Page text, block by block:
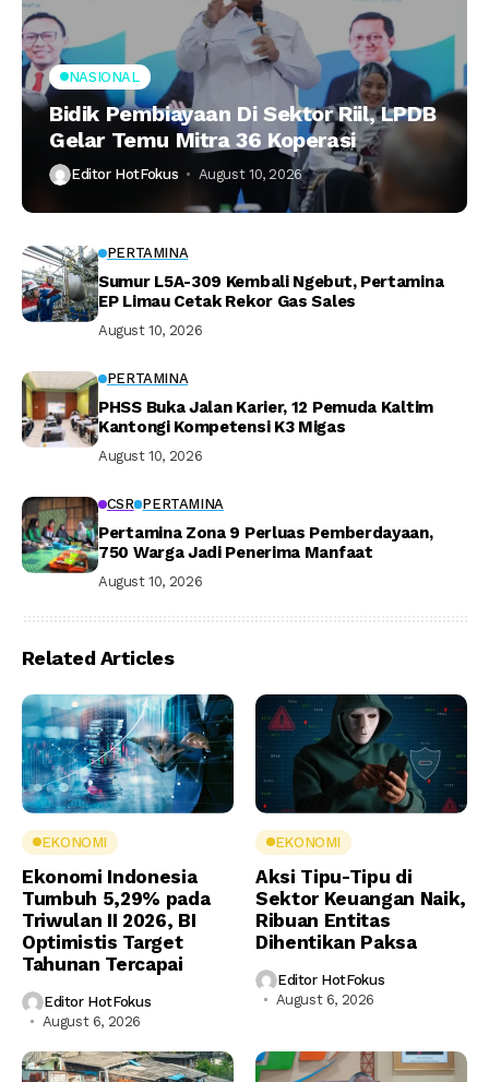
NASIONAL
Bidik Pembiayaan Di Sektor Riil, LPDB
Gelar Temu Mitra 36 Koperasi
Editor HotFokus August 10, 2026
PERTAMINA
Sumur L5A-309 Kembali Ngebut, Pertamina
EP Limau Cetak Rekor Gas Sales
August 10, 2026
PERTAMINA
PHSS Buka Jalan Karier, 12 Pemuda Kaltim
Kantongi Kompetensi K3 Migas
August 10, 2026
CSR PERTAMINA
Pertamina Zona 9 Perluas Pemberdayaan,
750 Warga Jadi Penerima Manfaat
August 10, 2026
Related Articles
EKONOMI
Ekonomi Indonesia
Tumbuh 5,29% pada
Triwulan II 2026, BI
Optimistis Target
Tahunan Tercapai
Editor HotFokus
August 6, 2026
EKONOMI
Aksi Tipu-Tipu di
Sektor Keuangan Naik,
Ribuan Entitas
Dihentikan Paksa
Editor HotFokus
August 6, 2026